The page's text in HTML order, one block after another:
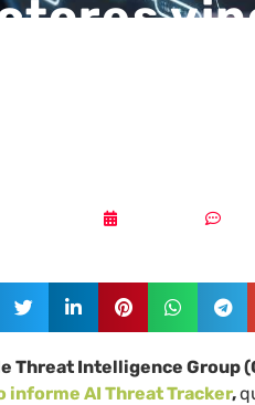
Threat Intelligence Group
informe AI Threat Tracker,